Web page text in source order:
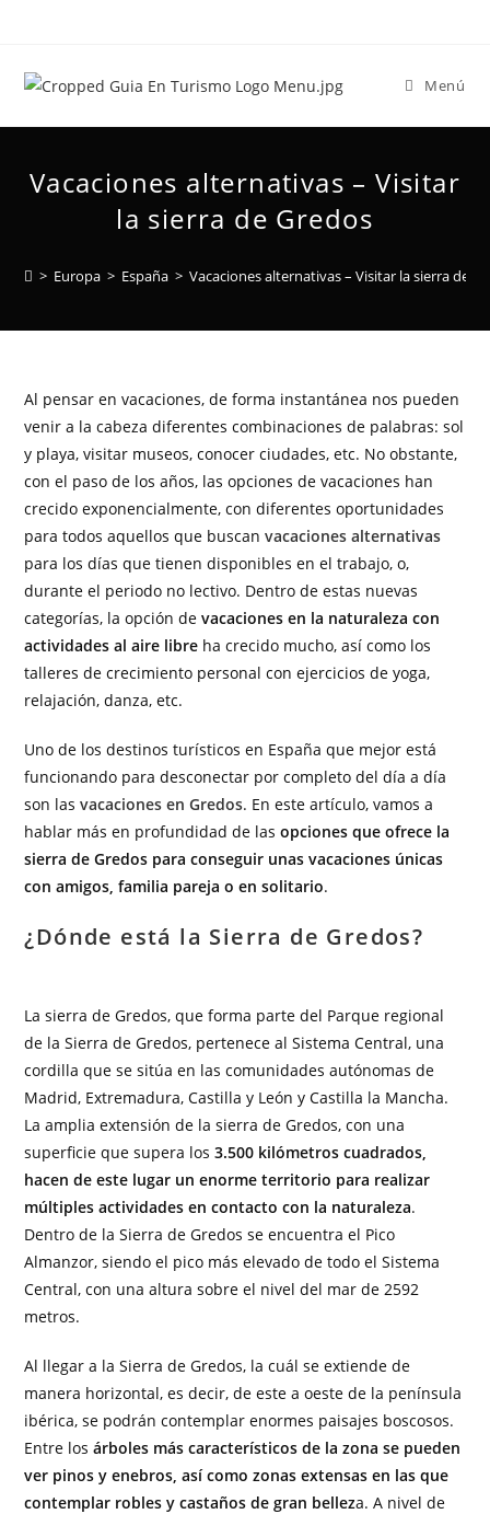
Menú
Vacaciones alternativas – Visitar
la sierra de Gredos
> Europa > España > Vacaciones alternativas – Visitar la sierra de
Al pensar en vacaciones, de forma instantánea nos pueden
venir a la cabeza diferentes combinaciones de palabras: sol
y playa, visitar museos, conocer ciudades, etc. No obstante,
con el paso de los años, las opciones de vacaciones han
crecido exponencialmente, con diferentes oportunidades
para todos aquellos que buscanvacaciones alternativas
para los días que tienen disponibles en el trabajo, o,
durante el periodo no lectivo. Dentro de estas nuevas
categorías, la opción de vacaciones en la naturaleza con
actividades al aire libre ha crecido mucho, así como los
talleres de crecimiento personal con ejercicios de yoga,
relajación, danza, etc.
Uno de los destinos turísticos en España que mejor está
funcionando para desconectar por completo del día a día
son lasvacaciones en Gredos. En este artículo, vamos a
hablar más en profundidad de lasopciones que ofrece la
sierra de Gredos para conseguir unas vacaciones únicas
con amigos, familia pareja o en solitario.
¿Dónde está la Sierra de Gredos?
La sierra de Gredos, que forma parte del Parque regional
de la Sierra de Gredos, pertenece al Sistema Central, una
cordilla que se sitúa en las comunidades autónomas de
Madrid, Extremadura, Castilla y León y Castilla la Mancha.
La amplia extensión de la sierra de Gredos, con una
superficie que supera los 3.500 kilómetros cuadrados,
hacen de este lugar un enorme territorio para realizar
múltiples actividades en contacto con la naturaleza.
Dentro de la Sierra de Gredos se encuentra el Pico
Almanzor, siendo el pico más elevado de todo el Sistema
Central, con una altura sobre el nivel del mar de 2592
metros.
Al llegar a la Sierra de Gredos, la cuál se extiende de
manera horizontal, es decir, de este a oeste de la península
ibérica, se podrán contemplar enormes paisajes boscosos.
Entre los árboles más característicos de la zona se pueden
ver pinos y enebros, así como zonas extensas en las que
contemplar robles y castaños de gran belleza. A nivel de